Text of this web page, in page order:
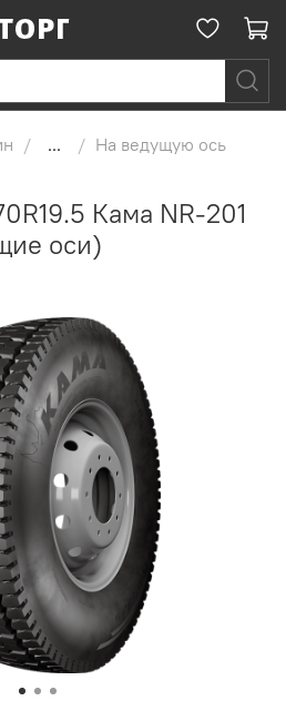
... На ведущую ось
Кама NR-201
оси)